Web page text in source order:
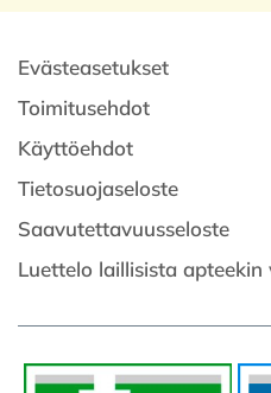
Evästeasetukset
Toimitusehdot
Käyttöehdot
Tietosuojaseloste
Saavutettavuusseloste
Luettelo laillisista